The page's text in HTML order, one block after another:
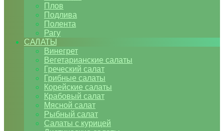
Плов
Подлива
Полента
Рагу
САЛАТЫ
Винегрет
Вегетарианские салаты
Греческий салат
Грибные салаты
Корейские салаты
Крабовый салат
Мясной салат
Рыбный салат
Салаты с курицей